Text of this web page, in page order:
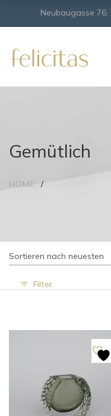
Neubaugasse
Gemütlich
HOME
Sortieren nach neuesten
Filter